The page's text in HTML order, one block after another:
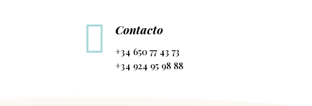
 Contacto
+34 650 77 43 73
+34 924 95 98 88